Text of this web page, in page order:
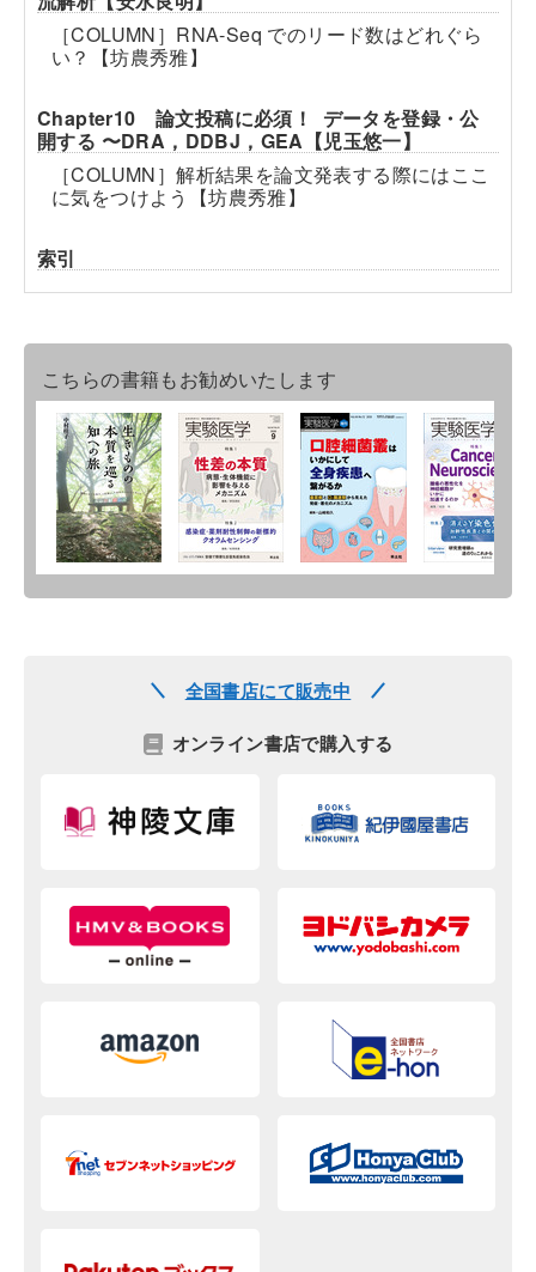
［COLUMN］RNA-Seq でのリード数はどれぐら
い？【坊農秀雅】
Chapter10 論文投稿に必須！ データを登録・公
開する 〜DRA，DDBJ，GEA【児玉悠一】
［COLUMN］解析結果を論文発表する際にはここ
に気をつけよう【坊農秀雅】
索引
こちらの書籍もお勧めいたします
全国書店にて販売中
オンライン書店で購入する